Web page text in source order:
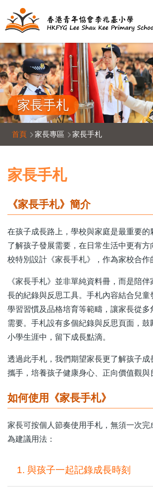
移至主內容
家長手札
導
航
連
結
首頁 家長專區 家長手札
家長手札
《家長手札》簡介
在孩子成長路上，學校與家庭是最重要的
了解孩子發展需要，在日常生活中更有方
校特別設計《家長手札》，作為家校合作
《家長手札》並非單純資料冊，而是陪
長的紀錄與反思工具。手札內容結合兒童
學習習慣及品格培育等範疇，讓家長從多
需要。手札設有多個紀錄與反思頁面，鼓
小學生涯中，留下成長點滴。
透過此手札，我們期望家長更了解孩子成
攜手，培養孩子健康身心、正向價值觀與
如何使用《家長手札》
家長可按個人節奏使用手札，無須一次完
為建議用法：
1. 與孩子一起記錄成長時刻